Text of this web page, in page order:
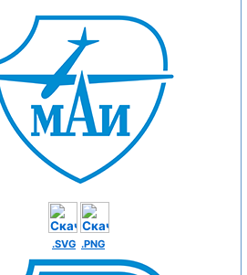
.SVG .PNG